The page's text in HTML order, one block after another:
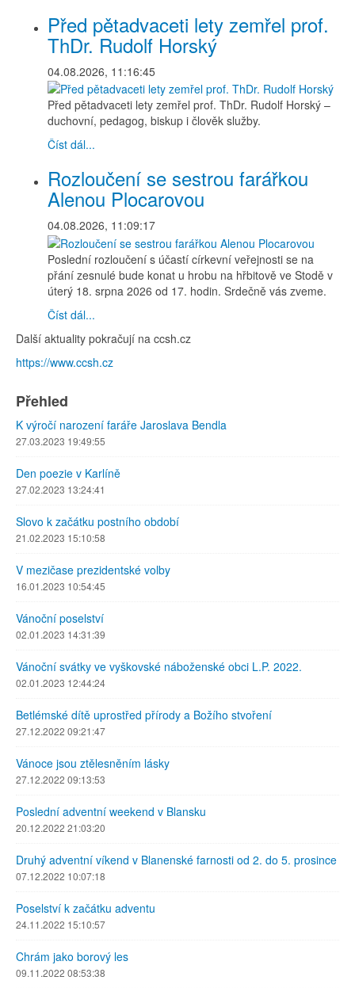
Před pětadvaceti lety zemřel prof.
ThDr. Rudolf Horský
04.08.2026, 11:16:45
Před pětadvaceti lety zemřel prof. ThDr. Rudolf Horský –
duchovní, pedagog, biskup i člověk služby.
Číst dál...
Rozloučení se sestrou farářkou
Alenou Plocarovou
04.08.2026, 11:09:17
Poslední rozloučení s účastí církevní veřejnosti se na
přání zesnulé bude konat u hrobu na hřbitově ve Stodě v
úterý 18. srpna 2026 od 17. hodin. Srdečně vás zveme.
Číst dál...
Další aktuality pokračují na ccsh.cz
https://www.ccsh.cz
Přehled
K výročí narození faráře Jaroslava Bendla
27.03.2023 19:49:55
Den poezie v Karlíně
27.02.2023 13:24:41
Slovo k začátku postního období
21.02.2023 15:10:58
V mezičase prezidentské volby
16.01.2023 10:54:45
Vánoční poselství
02.01.2023 14:31:39
Vánoční svátky ve vyškovské náboženské obci L.P. 2022.
02.01.2023 12:44:24
Betlémské dítě uprostřed přírody a Božího stvoření
27.12.2022 09:21:47
Vánoce jsou ztělesněním lásky
27.12.2022 09:13:53
Poslední adventní weekend v Blansku
20.12.2022 21:03:20
Druhý adventní víkend v Blanenské farnosti od 2. do 5. prosince
07.12.2022 10:07:18
Poselství k začátku adventu
24.11.2022 15:10:57
Chrám jako borový les
09.11.2022 08:53:38